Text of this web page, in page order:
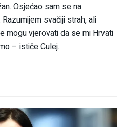
Osjećao sam se na
svačiji strah, ali
mogu vjerovati da se mi Hrvati
– ističe Culej.